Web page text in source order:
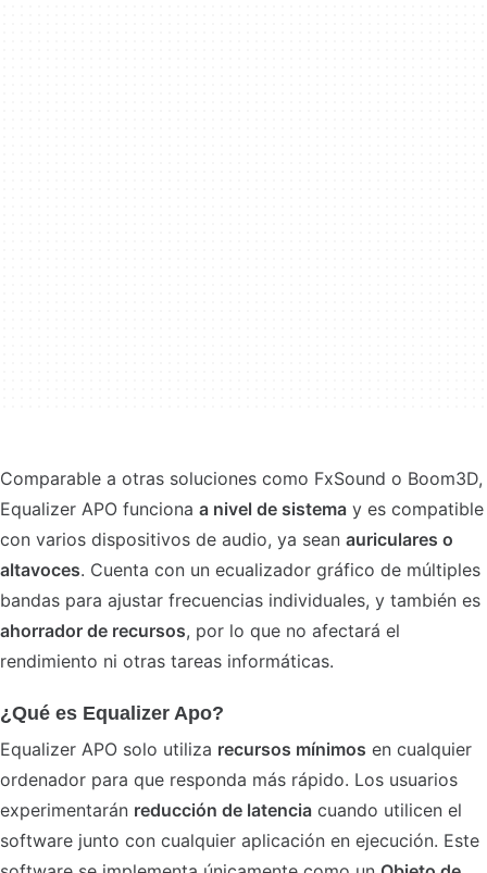
Comparable a otras soluciones como FxSound o Boom3D,
Equalizer APO funciona a nivel de sistema y es compatible
con varios dispositivos de audio, ya sean auriculares o
altavoces. Cuenta con un ecualizador gráfico de múltiples
bandas para ajustar frecuencias individuales, y también es
ahorrador de recursos, por lo que no afectará el
rendimiento ni otras tareas informáticas.
¿Qué es Equalizer Apo?
Equalizer APO solo utiliza recursos mínimos en cualquier
ordenador para que responda más rápido. Los usuarios
experimentarán reducción de latencia cuando utilicen el
software junto con cualquier aplicación en ejecución. Este